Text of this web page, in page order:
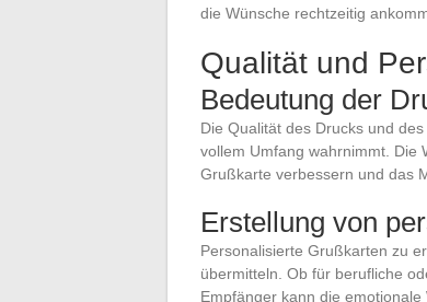
die Wünsche rechtzeitig
Qualität und
Bedeutung der
Die Qualität des Drucks und
vollem Umfang wahrnimmt. Die
Grußkarte verbessern und das
Erstellung von
Personalisierte Grußkarten zu
übermitteln. Ob für berufliche
Empfänger kann die